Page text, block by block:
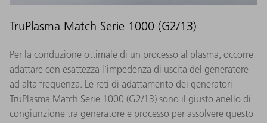
TruPlasma Match Serie 1000 (G2/13)
Per la conduzione ottimale di un processo al plasma, occorre
adattare con esattezza l'impedenza di uscita del generatore
ad alta frequenza. Le reti di adattamento dei generatori
TruPlasma Match Serie 1000 (G2/13) sono il giusto anello di
congiunzione tra generatore e processo per assolvere questo